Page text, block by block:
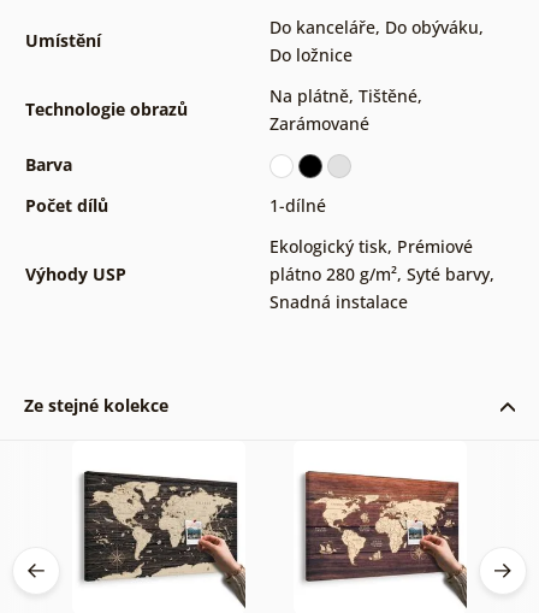
Umístění
Do kanceláře, Do obýváku,
Do ložnice
Technologie obrazů
Na plátně, Tištěné,
Zarámované
Barva
Počet dílů
1-dílné
Výhody USP
Ekologický tisk, Prémiové
plátno 280 g/m², Syté barvy,
Snadná instalace
Ze stejné kolekce